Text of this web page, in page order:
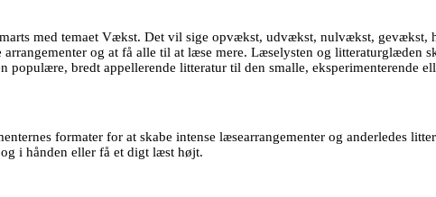
med temaet Vækst. Det vil sige opvækst, udvækst, nulvækst, gevækst,
og at få alle til at læse mere. Læselysten og litteraturglæden
populære, bredt appellerende litteratur til den smalle, eksperimenterende
formater for at skabe intense læsearrangementer og anderledes
i hånden eller få et digt læst højt.